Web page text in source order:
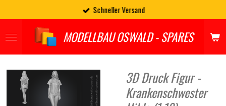
Hauptinhalt
springen
MODELLBAU OSWALD - SPARES
Schneller Versand
3D Druck Figur -
Krankenschwester